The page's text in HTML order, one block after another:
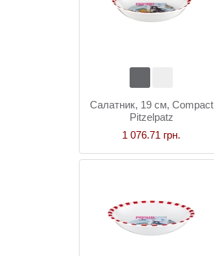
Салатник, 19 см, Compact
Pitzelpatz
1 076.71 грн.